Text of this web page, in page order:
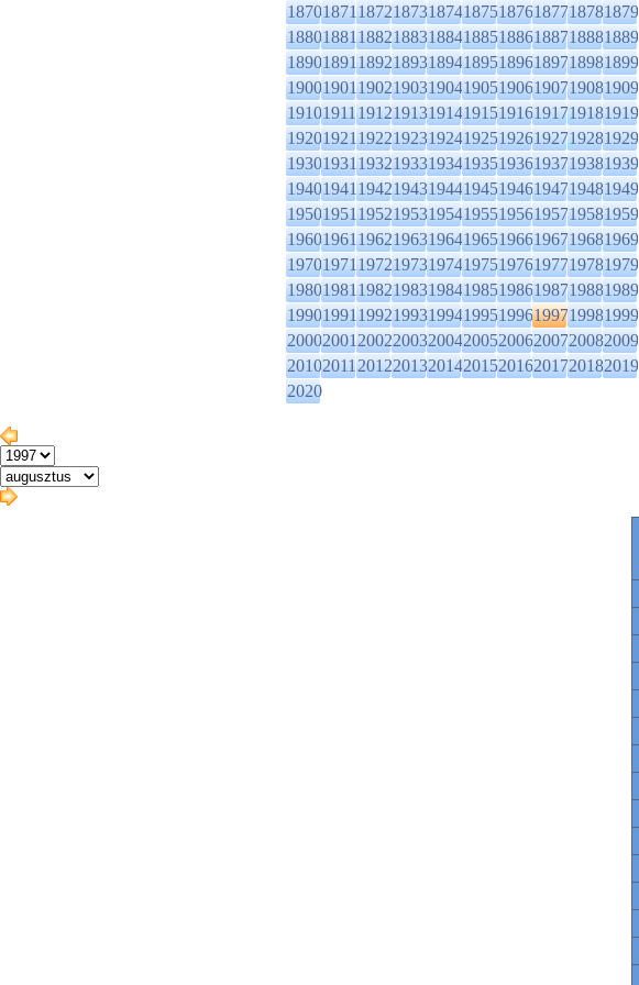
1870187118721873187418751876187718781879
1880188118821883188418851886188718881889
1890189118921893189418951896189718981899
1900190119021903190419051906190719081909
1910191119121913191419151916191719181919
1920192119221923192419251926192719281929
1930193119321933193419351936193719381939
1940194119421943194419451946194719481949
1950195119521953195419551956195719581959
1960196119621963196419651966196719681969
1970197119721973197419751976197719781979
1980198119821983198419851986198719881989
1990199119921993199419951996199719981999
2000200120022003200420052006200720082009
2010201120122013201420152016201720182019
2020